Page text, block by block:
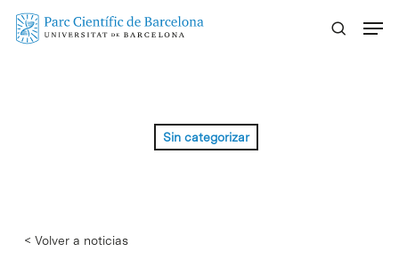
Skip
Sin categorizar
< Volver a noticias